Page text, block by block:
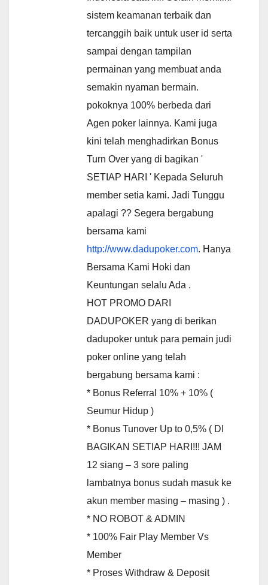
sistem keamanan terbaik dan
tercanggih baik untuk user id serta
sampai dengan tampilan
permainan yang membuat anda
semakin nyaman bermain.
pokoknya 100% berbeda dari
Agen poker lainnya. Kami juga
kini telah menghadirkan Bonus
Turn Over yang di bagikan '
SETIAP HARI ' Kepada Seluruh
member setia kami. Jadi Tunggu
apalagi ?? Segera bergabung
bersama kami
http://www.dadupoker.com. Hanya
Bersama Kami Hoki dan
Keuntungan selalu Ada .
HOT PROMO DARI
DADUPOKER yang di berikan
dadupoker untuk para pemain judi
poker online yang telah
bergabung bersama kami :
* Bonus Referral 10% + 10% (
Seumur Hidup )
* Bonus Tunover Up to 0,5% ( DI
BAGIKAN SETIAP HARI!!! JAM
12 siang – 3 sore paling
lambatnya bonus sudah masuk ke
akun member masing – masing ) .
* NO ROBOT & ADMIN
* 100% Fair Play Member Vs
Member
* Proses Withdraw & Deposit